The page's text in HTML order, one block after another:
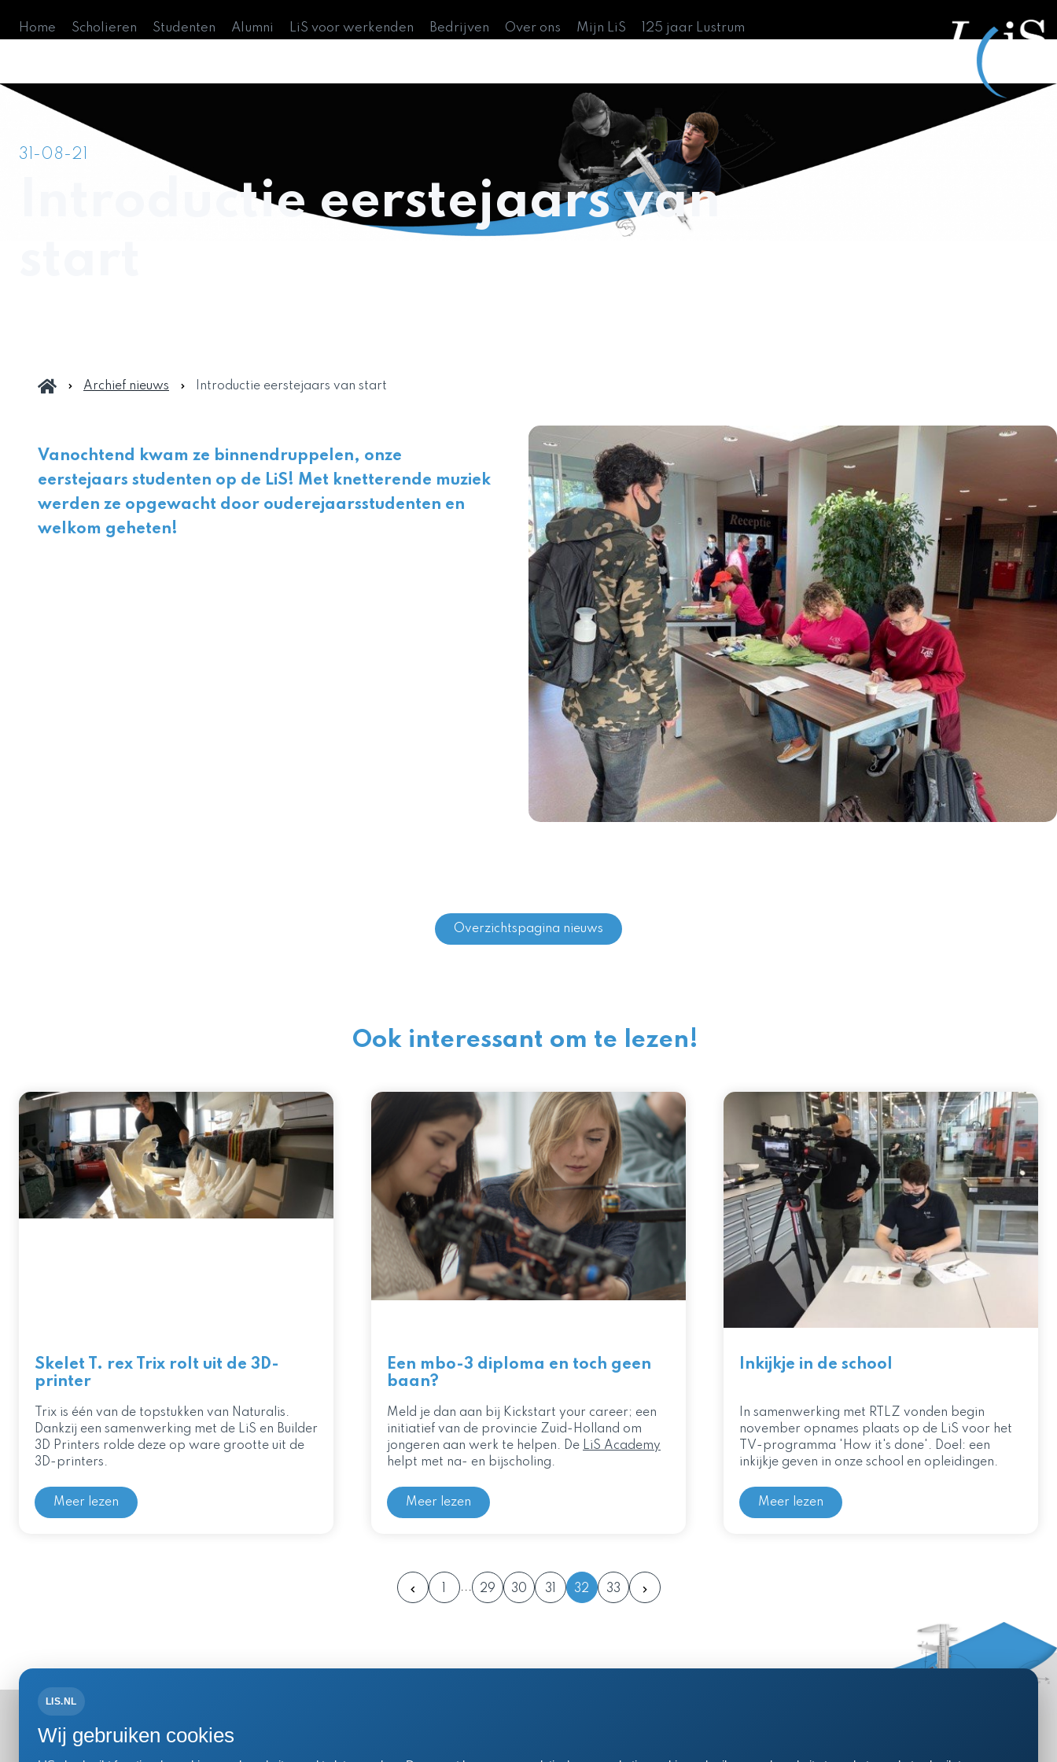
Home Scholieren Studenten Alumni LiS voor werkenden Bedrijven Over ons Mijn LiS 125 jaar Lustrum
31-08-21
Introductie eerstejaars van
Archief nieuws Introductie eerstejaars van start
Vanochtend kwam ze binnendruppelen, onze
eerstejaars studenten op de LiS! Met knetterende muziek
werden ze opgewacht door ouderejaarsstudenten en
welkom geheten!
Overzichtspagina nieuws
Ook interessant om te lezen!
Skelet T. rex Trix rolt uit de 3D-
printer
Trix is één van de topstukken van Naturalis.
Dankzij een samenwerking met de LiS en Builder
3D Printers rolde deze op ware grootte uit de
3D-printers.
Meer lezen
Een mbo-3 diploma en toch geen
baan?
Meld je dan aan bij Kickstart your career; een
initiatief van de provincie Zuid-Holland om
jongeren aan werk te helpen. De LiS Academy
helpt met na- en bijscholing.
Meer lezen
Inkijkje in de school
In samenwerking met RTLZ vonden begin
november opnames plaats op de LiS voor het
TV-programma 'How it's done'. Doel: een
inkijkje geven in onze school en opleidingen.
Meer lezen
29 30 31 32 33
LIS.NL
Wij gebruiken cookies